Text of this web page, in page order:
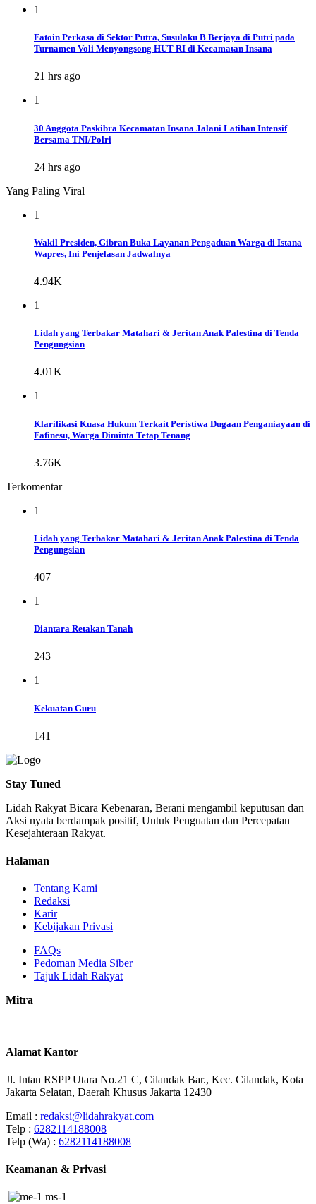
1
Fatoin Perkasa di Sektor Putra, Susulaku B Berjaya di Putri pada
Turnamen Voli Menyongsong HUT RI di Kecamatan Insana
21 hrs ago
1
30 Anggota Paskibra Kecamatan Insana Jalani Latihan Intensif
Bersama TNI/Polri
24 hrs ago
Yang Paling Viral
1
Wakil Presiden, Gibran Buka Layanan Pengaduan Warga di Istana
Wapres, Ini Penjelasan Jadwalnya
4.94K
1
Lidah yang Terbakar Matahari & Jeritan Anak Palestina di Tenda
Pengungsian
4.01K
1
Klarifikasi Kuasa Hukum Terkait Peristiwa Dugaan Penganiayaan di
Fafinesu, Warga Diminta Tetap Tenang
3.76K
Terkomentar
1
Lidah yang Terbakar Matahari & Jeritan Anak Palestina di Tenda
Pengungsian
407
1
Diantara Retakan Tanah
243
1
Kekuatan Guru
141
Stay Tuned
Lidah Rakyat Bicara Kebenaran, Berani mengambil keputusan dan
Aksi nyata berdampak positif, Untuk Penguatan dan Percepatan
Kesejahteraan Rakyat.
Halaman
Tentang Kami
Redaksi
Karir
Kebijakan Privasi
FAQs
Pedoman Media Siber
Tajuk Lidah Rakyat
Mitra
Alamat Kantor
Jl. Intan RSPP Utara No.21 C, Cilandak Bar., Kec. Cilandak, Kota
Jakarta Selatan, Daerah Khusus Jakarta 12430
Email : redaksi@lidahrakyat.com
Telp : 6282114188008
Telp (Wa) : 6282114188008
Keamanan & Privasi